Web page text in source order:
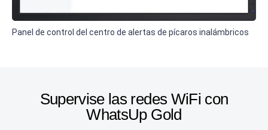
Panel de control del centro de alertas de pícaros inalámbricos
Supervise las redes WiFi con
WhatsUp Gold